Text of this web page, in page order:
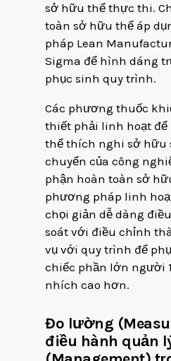
sở hữu thể thực thi.
toàn sở hữu thể áp
pháp Lean
Sigma để hình dáng
phục sinh quy trình.
Các phương thuốc
thiết phải linh hoạt để
thể thích nghi sở hữu
chuyển của công
phận hoàn toàn sở
phương pháp linh
chọi giản dễ dàng
soát với điều chỉnh
vụ với quy trình để
chiếc phần lớn người
nhích cao hơn.
Đo lường
điều hành quản